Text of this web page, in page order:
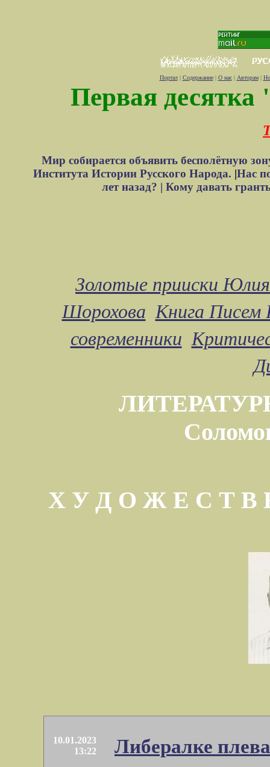
Портал| Содержание| О нас| Авторам|
Первая десятка
Мир собирается объявить бесполётную
Института Истории Русского Народа. |Нас
лет назад? | Кому давать
Золотые прииски
Шорохова Книга Писем
современники
Х У Д О Ж Е С Т
10.01.2023
13:22
Либералке